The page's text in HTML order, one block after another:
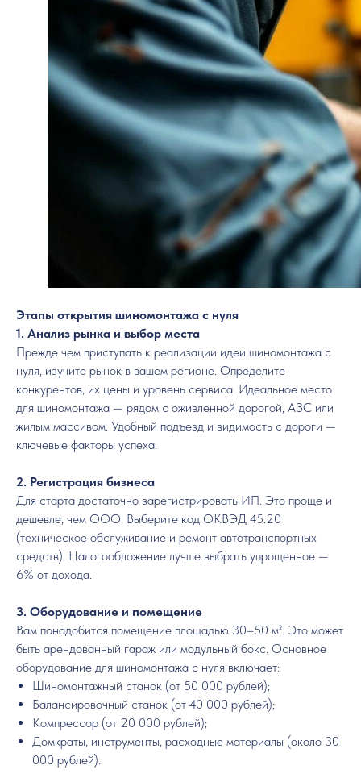
Этапы открытия шиномонтажа с нуля
1. Анализ рынка и выбор места
Прежде чем приступать к реализации идеи шиномонтажа с
нуля, изучите рынок в вашем регионе. Определите
конкурентов, их цены и уровень сервиса. Идеальное место
для шиномонтажа — рядом с оживленной дорогой, АЗС или
жилым массивом. Удобный подъезд и видимость с дороги —
ключевые факторы успеха.
2. Регистрация бизнеса
Для старта достаточно зарегистрировать ИП. Это проще и
дешевле, чем ООО. Выберите код ОКВЭД 45.20
(техническое обслуживание и ремонт автотранспортных
средств). Налогообложение лучше выбрать упрощенное —
6% от дохода.
3. Оборудование и помещение
Вам понадобится помещение площадью 30–50 м². Это может
быть арендованный гараж или модульный бокс. Основное
оборудование для шиномонтажа с нуля включает:
Шиномонтажный станок (от 50 000 рублей);
Балансировочный станок (от 40 000 рублей);
Компрессор (от 20 000 рублей);
Домкраты, инструменты, расходные материалы (около 30
000 рублей).